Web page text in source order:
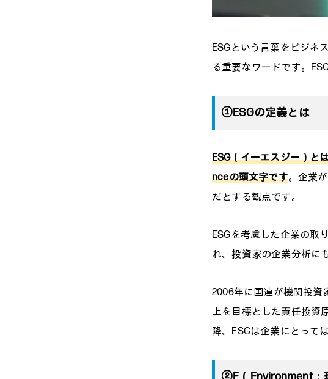
ESGという言葉をビジネ
る重要なワードです。
①ESGの定義とは
ESG（イーエスジー）と
nceの頭文字です。企業
だとする観点です。
ESGを考慮した企業の取
れ、投資家の企業分析に
2006年に国連が機関投資
上を目標とした責任投資
降、ESGは企業にとって